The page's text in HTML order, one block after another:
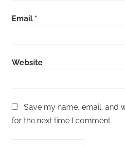
Email *
Website
Save my name, email, and
for the next time I comment.